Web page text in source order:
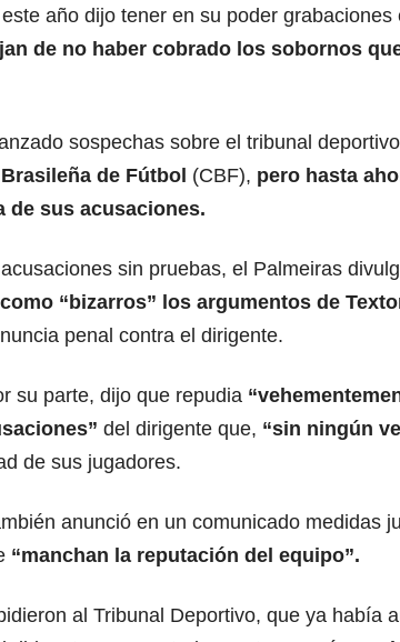
año dijo tener en su poder grabaciones
de no haber cobrado los sobornos
sospechas sobre el tribunal
de Fútbol (CBF), pero hasta
de sus acusaciones.
sin pruebas, el Palmeiras
“bizarros” los argumentos de
penal contra el dirigente.
su parte, dijo que repudia
del dirigente que, “sin ningún
de sus jugadores.
anunció en un comunicado medidas
“manchan la reputación del equipo”.
al Tribunal Deportivo, que ya había